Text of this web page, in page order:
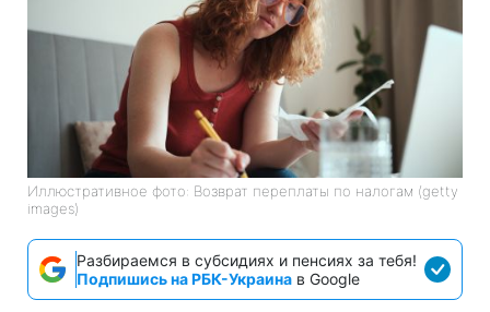
Иллюстративное фото: Возврат переплаты по налогам (getty
images)
Разбираемся в субсидиях и пенсиях за тебя!
Подпишись на РБК-Украина в Google